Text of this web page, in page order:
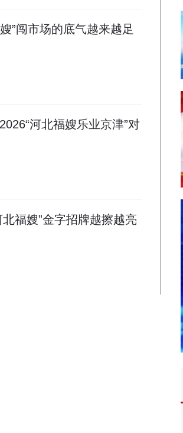
”闯市场的底气越来越足
河北福嫂乐业京津”对
福嫂”金字招牌越擦越亮